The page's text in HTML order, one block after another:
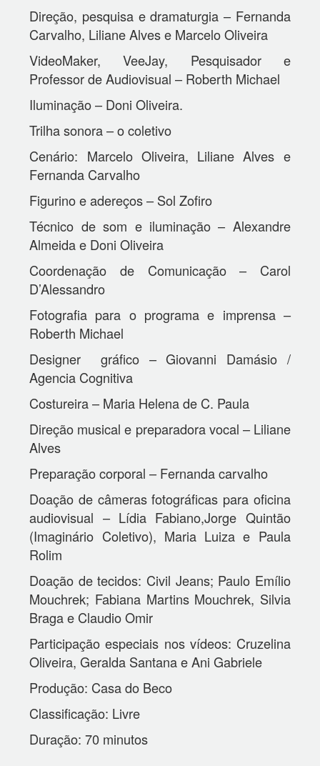
Direção, pesquisa e dramaturgia – Fernanda
Carvalho, Liliane Alves e Marcelo Oliveira
VideoMaker, VeeJay, Pesquisador e
Professor de Audiovisual – Roberth Michael
Iluminação – Doni Oliveira.
Trilha sonora – o coletivo
Cenário: Marcelo Oliveira, Liliane Alves e
Fernanda Carvalho
Figurino e adereços – Sol Zofiro
Técnico de som e iluminação – Alexandre
Almeida e Doni Oliveira
Coordenação de Comunicação – Carol
D’Alessandro
Fotografia para o programa e imprensa –
Roberth Michael
Designer gráfico – Giovanni Damásio /
Agencia Cognitiva
Costureira – Maria Helena de C. Paula
Direção musical e preparadora vocal – Liliane
Alves
Preparação corporal – Fernanda carvalho
Doação de câmeras fotográficas para oficina
audiovisual – Lídia Fabiano,Jorge Quintão
(Imaginário Coletivo), Maria Luiza e Paula
Rolim
Doação de tecidos: Civil Jeans; Paulo Emílio
Mouchrek; Fabiana Martins Mouchrek, Silvia
Braga e Claudio Omir
Participação especiais nos vídeos: Cruzelina
Oliveira, Geralda Santana e Ani Gabriele
Produção: Casa do Beco
Classificação: Livre
Duração: 70 minutos